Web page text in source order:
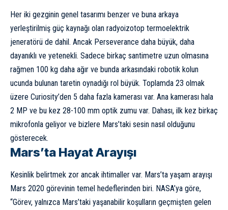
Her iki gezginin genel tasarımı benzer ve buna arkaya
yerleştirilmiş güç kaynağı olan radyoizotop termoelektrik
jeneratörü de dahil. Ancak Perseverance daha büyük, daha
dayanıklı ve yetenekli. Sadece birkaç santimetre uzun olmasına
rağmen 100 kg daha ağır ve bunda arkasındaki robotik kolun
ucunda bulunan taretin oynadığı rol büyük. Toplamda 23 olmak
üzere Curiosity’den 5 daha fazla kamerası var. Ana kamerası hala
2 MP ve bu kez 28-100 mm optik zumu var. Dahası, ilk kez birkaç
mikrofonla geliyor ve bizlere Mars’taki sesin nasıl olduğunu
gösterecek.
Mars’ta Hayat Arayışı
Kesinlik belirtmek zor ancak ihtimaller var. Mars’ta yaşam arayışı
Mars 2020 görevinin temel hedeflerinden biri. NASA’ya göre,
“Görev, yalnızca Mars’taki yaşanabilir koşulların geçmişten gelen